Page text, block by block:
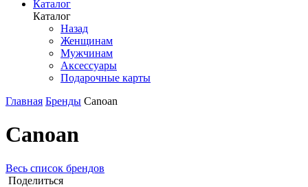
Каталог
Каталог
Назад
Женщинам
Мужчинам
Аксессуары
Подарочные карты
Главная Бренды Canoan
Canoan
Весь список брендов
Поделиться